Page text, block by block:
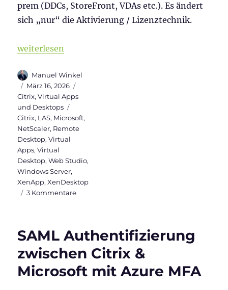
prem (DDCs, StoreFront, VDAs etc.). Es ändert
sich „nur“ die Aktivierung / Lizenztechnik.
„Citrix License Activation Service (LAS): Schluss
weiterlesen
Autor
Manuel Winkel
Veröffentlicht
am
März 16, 2026
Citrix,Virtual Apps
und Desktops
Citrix, LAS, Microsoft,
NetScaler, Remote
Desktop,Virtual
Apps,Virtual
Desktop,Web Studio,
Windows Server,
XenApp,XenDesktop
3 Kommentarezu
Service
Schluss
mit
License-
SAML Authentifizierung
zwischen Citrix &
Microsoft mit Azure MFA